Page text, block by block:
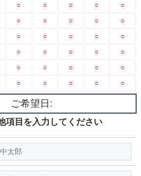
○
○
○
○
○
○
○
○
○
○
○
○
○
○
○
○
○
○
○
○
○
○
○
○
○
○
○
○
○
○
ご希望日:
項目を入力してください